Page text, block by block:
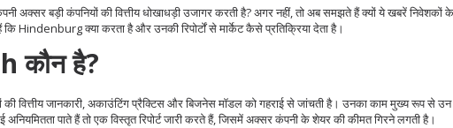
बड़ी कंपनियों की वित्तीय धोखाधड़ी उजागर करती है? अगर नहीं, तो अब समझते हैं क्यों ये खबरें निवेशकों
Hindenburg क्या करता है और उनकी रिपोर्टों से मार्केट कैसे प्रतिक्रिया देता है।
कौन है?
वित्तीय जानकारी, अकाउंटिंग प्रैक्टिस और बिजनेस मॉडल को गहराई से जांचती है। उनका काम मुख्य रूप से उन
अनियमितता पाते हैं तो एक विस्तृत रिपोर्ट जारी करते हैं, जिसमें अक्सर कंपनी के शेयर की कीमत गिरने लगती है।